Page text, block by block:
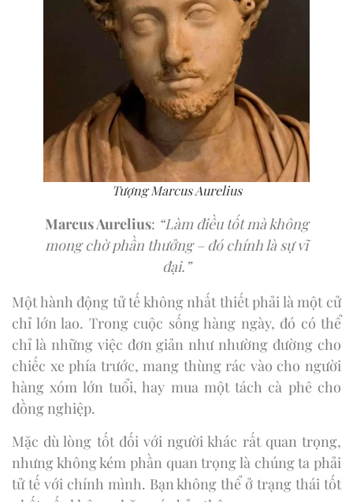
Tượng Marcus Aurelius
Marcus Aurelius: “Làm điều tốt mà không
mong chờ phần thưởng – đó chính là sự vĩ
đại.”
Một hành động tử tế không nhất thiết phải là một cử
chỉ lớn lao. Trong cuộc sống hàng ngày, đó có thể
chỉ là những việc đơn giản như nhường đường cho
chiếc xe phía trước, mang thùng rác vào cho người
hàng xóm lớn tuổi, hay mua một tách cà phê cho
đồng nghiệp.
Mặc dù lòng tốt đối với người khác rất quan trọng,
nhưng không kém phần quan trọng là chúng ta phải
tử tế với chính mình. Bạn không thể ở trạng thái tốt